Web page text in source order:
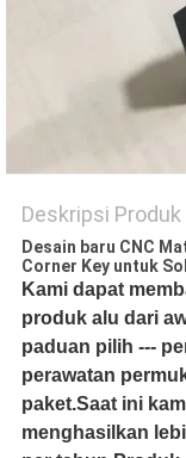
Deskripsi Produk
Desain baru CNC
Corner Key untuk
Kami dapat
produk alu dari
paduan pilih ---
perawatan
paket.Saat ini
menghasilkan